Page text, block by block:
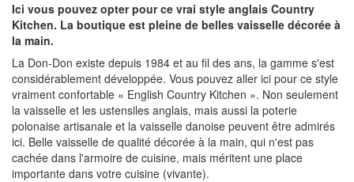
Ici vous pouvez opter pour ce vrai style anglais Country
Kitchen. La boutique est pleine de belles vaisselle décorée à
la main.
La Don-Don existe depuis 1984 et au fil des ans, la gamme s'est
considérablement développée. Vous pouvez aller ici pour ce style
vraiment confortable « English Country Kitchen ». Non seulement
la vaisselle et les ustensiles anglais, mais aussi la poterie
polonaise artisanale et la vaisselle danoise peuvent être admirés
ici. Belle vaisselle de qualité décorée à la main, qui n'est pas
cachée dans l'armoire de cuisine, mais méritent une place
importante dans votre cuisine (vivante).